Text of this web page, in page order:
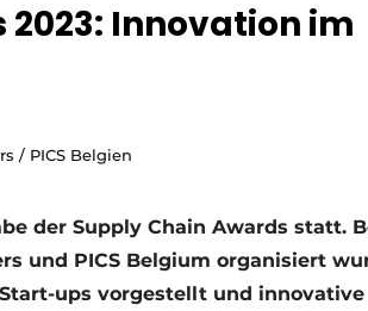
2023: Innovation im
/ PICS Belgien
der Supply Chain Awards statt.
und PICS Belgium organisiert
ups vorgestellt und innovative